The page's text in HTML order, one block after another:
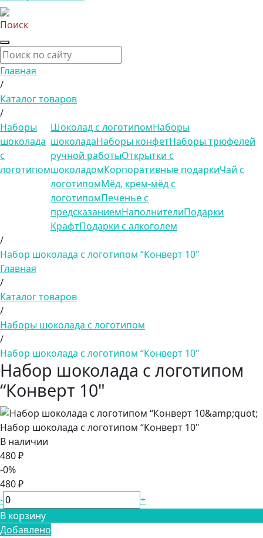
Поиск
Главная
/
Каталог товаров
/
Наборы
шоколада
с
логотипом
Шоколад с логотипомНаборы
шоколадаНаборы конфетНаборы трюфелей
ручной работыОткрытки с
шоколадомКорпоративные подаркиЧай с
логотипомМёд, крем-мёд с
логотипомПеченье с
предсказаниемНаполнителиПодарки
КрафтПодарки с алкоголем
/
Набор шоколада с логотипом “Конверт 10"
Главная
/
Каталог товаров
/
Наборы шоколада с логотипом
/
Набор шоколада с логотипом “Конверт 10"
Набор шоколада с логотипом
“Конверт 10"
Набор шоколада с логотипом “Конверт 10"
В наличии
480 ₽
-0%
480 ₽
-
+
В корзину
Добавлено